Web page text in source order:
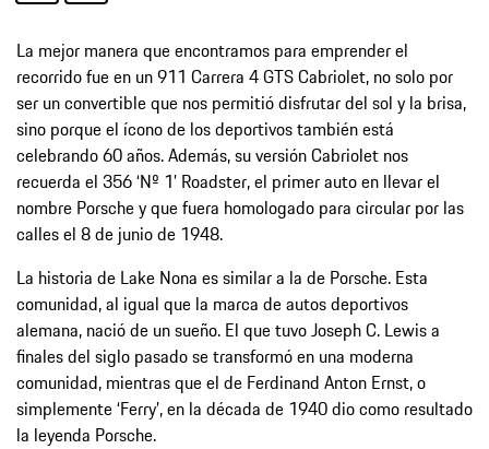
La mejor manera que encontramos para emprender el
recorrido fue en un 911 Carrera 4 GTS Cabriolet, no solo por
ser un convertible que nos permitió disfrutar del sol y la brisa,
sino porque el ícono de los deportivos también está
celebrando 60 años. Además, su versión Cabriolet nos
recuerda el 356 ‘Nº 1’ Roadster, el primer auto en llevar el
nombre Porsche y que fuera homologado para circular por las
calles el 8 de junio de 1948.
La historia de Lake Nona es similar a la de Porsche. Esta
comunidad, al igual que la marca de autos deportivos
alemana, nació de un sueño. El que tuvo Joseph C. Lewis a
finales del siglo pasado se transformó en una moderna
comunidad, mientras que el de Ferdinand Anton Ernst, o
simplemente ‘Ferry’, en la década de 1940 dio como resultado
la leyenda Porsche.